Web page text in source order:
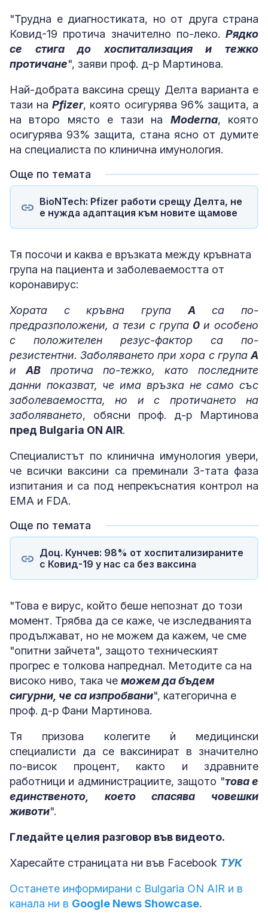
"Трудна е диагностиката, но от друга страна
Ковид-19 протича значително по-леко. Рядко
се стига до хоспитализация и тежко
протичане", заяви проф. д-р Мартинова.
Най-добрата ваксина срещу Делта варианта е
тази наPfizer, която осигурява 96% защита, а
на второ място е тази на Moderna, която
осигурява 93% защита, стана ясно от думите
на специалиста по клинична имунология.
Още по темата
BioNTech: Pfizer работи срещу Делта, не
е нужда адаптация към новите щамове
Тя посочи и каква е връзката между кръвната
група на пациента и заболеваемостта от
коронавирус:
Хората с кръвна група А са по-
предразположени, а тези с група 0и особено
с положителен резус-фактор са по-
резистентни. Заболяването при хора с група А
и AB протича по-тежко, като последните
данни показват, че има връзка не само със
заболеваемостта, но и с протичането на
заболяването, обясни проф. д-р Мартинова
пред Bulgaria ON AIR.
Специалистът по клинична имунология увери,
че всички ваксини са преминали 3-тата фаза
изпитания и са под непрекъснатия контрол на
EMA и FDA.
Още по темата
Доц. Кунчев: 98% от хоспитализираните
с Ковид-19 у нас са без ваксина
"Това е вирус, който беше непознат до този
момент. Трябва да се каже, че изследванията
продължават, но не можем да кажем, че сме
"опитни зайчета", защото техническият
прогрес е толкова напреднал. Методите са на
високо ниво, така че можем да бъдем
сигурни, че са изпробвани", категорична е
проф. д-р Фани Мартинова.
Тя призова колегите ѝ медицински
специалисти да се ваксинират в значително
по-висок процент, както и здравните
работници и администрациите, защото "това е
единственото, което спасява човешки
животи".
Гледайте целия разговор във видеото.
Харесайте страницата ни във Facebook ТУК
Останете информирани с Bulgaria ON AIR и в
канала ни в Google News Showcase.